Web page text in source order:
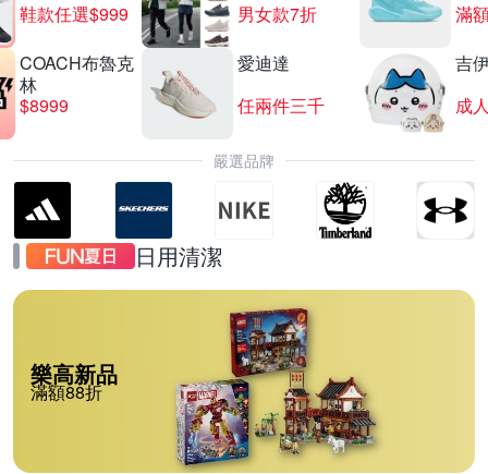
鞋款任選$999
男女款7折
滿
COACH布魯克
林
$8999
愛迪達
任兩件三千
吉
嚴選品牌
日用清潔
樂高新品
滿額88折